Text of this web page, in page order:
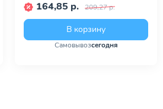
164,85 р. 209,27 р.
В корзину
Самовывозсегодня